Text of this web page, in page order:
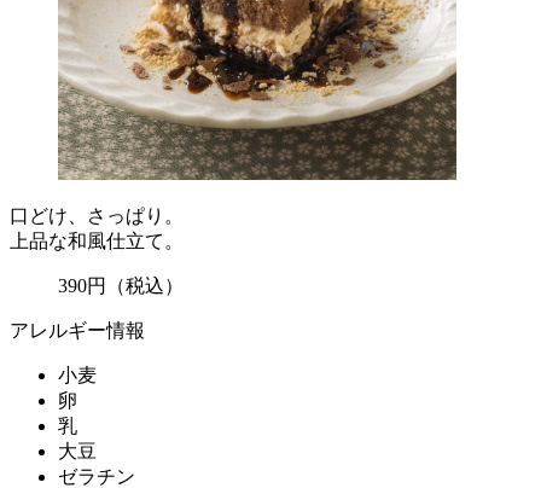
口どけ、さっぱり。
上品な和風仕立て。
390円 （税込）
アレルギー情報
小麦
卵
乳
大豆
ゼラチン